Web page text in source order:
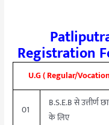
Registration
U.G ( Regular/
01
B.S.E.B से उत्तीर्ण
के लिए